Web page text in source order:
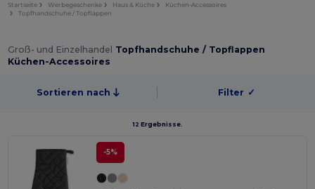
Startseite Werbegeschenke Haus & Küche
Küchen-Accessoires
Topfhandschuhe / Topflappen
Groß- und Einzelhandel Topfhandschuhe / Topflappen
Küchen-Accessoires
Sortieren nach Filter ✓
12 Ergebnisse.
-5%